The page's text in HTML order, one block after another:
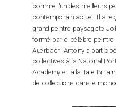
comme l'un des meilleurs
contemporain actuel. Il a
grand peintre paysagiste
formé par le célèbre peintre
Auerbach. Antony a
collectives à la National
Academy et à la Tate
de collections dans le